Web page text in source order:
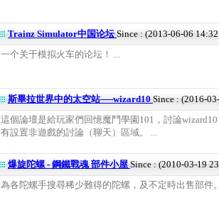
Trainz Simulator中国论坛Since : (2013-06-06
一个关于模拟火车的论坛！ ...
斯畢拉世界中的太空站──wizard10 Since : (2016-
這個論壇是給玩家們回憶魔鬥學園101，討論
有設置非遊戲的討論（聊天）區域。 ...
爆旋陀螺 - 鋼鐵戰魂 部件小屋 Since : (2010-03-19
為各陀螺手搜尋稀少難得的陀螺，及不定時出售部件